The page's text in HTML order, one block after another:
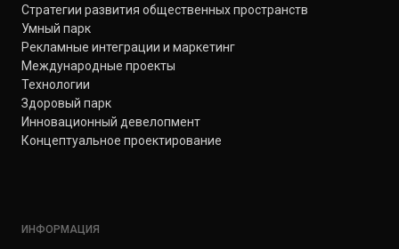
Стратегии развития общественных пространств
Умный парк
Рекламные интеграции и маркетинг
Международные проекты
Технологии
Здоровый парк
Инновационный девелопмент
Концептуальное проектирование
ИНФОРМАЦИЯ